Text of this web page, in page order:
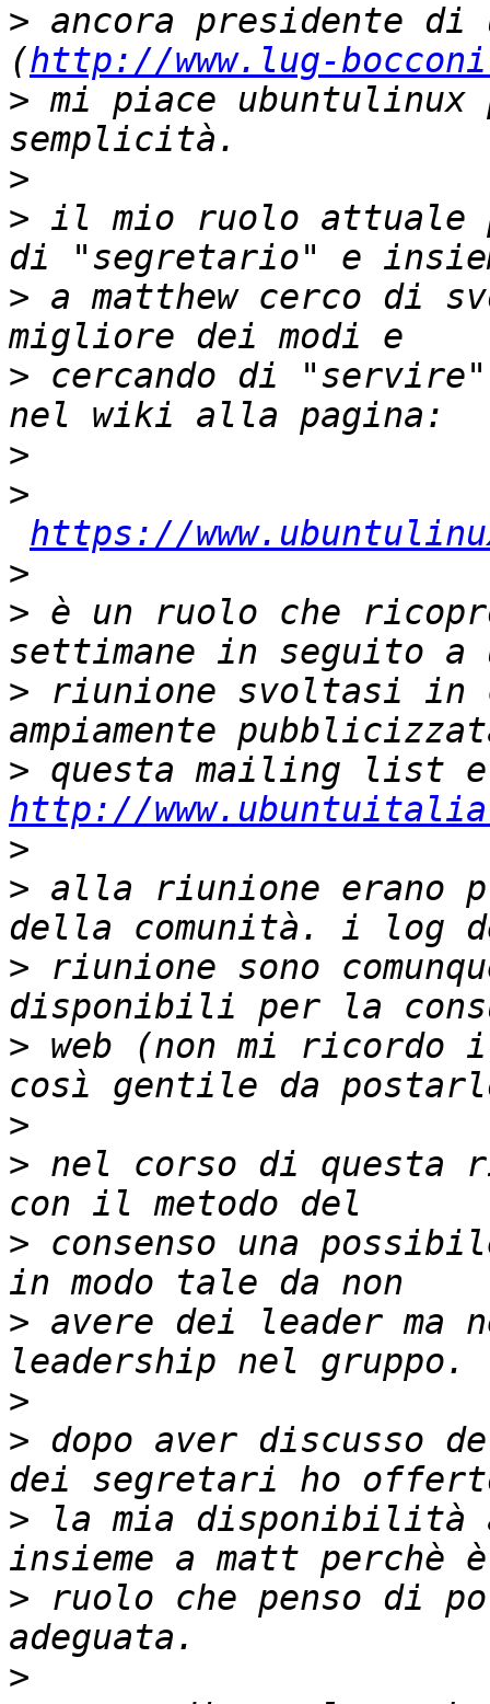
> ancora presidente
(http://www.lug-
> mi piace ubuntulinux
>
> il mio ruolo attuale
> a matthew cerco di
> cercando di
>
>
https://
>
> è un ruolo che
> riunione svoltasi
>
http://
>
> alla riunione erano
> riunione sono
> web (non mi ricordo
>
> nel corso di questa
> consenso una
> avere dei leader
>
> dopo aver discusso
> la mia disponibilità
> ruolo che penso di
>